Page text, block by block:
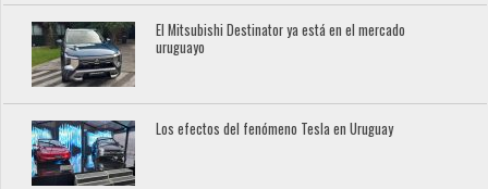
El Mitsubishi Destinator ya está en el mercado
uruguayo
Los efectos del fenómeno Tesla en Uruguay